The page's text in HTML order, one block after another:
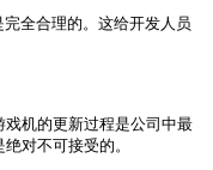
全合理的。这给开发人员
机的更新过程是公司中最
对不可接受的。